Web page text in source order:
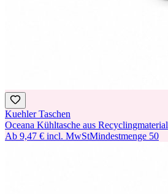
Kuehler Taschen
Oceana Kühltasche aus Recyclingmaterial
Ab 9,47 € incl. MwStMindestmenge 50